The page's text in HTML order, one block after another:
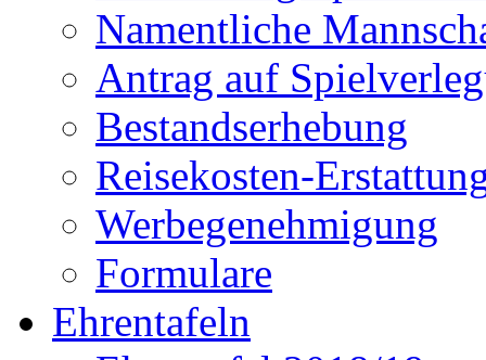
Namentliche
Antrag auf
Bestandserhebung
Reisekosten-
Werbegenehmigung
Formulare
Ehrentafeln